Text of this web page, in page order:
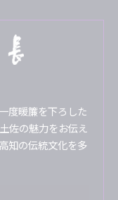
度暖簾を下ろした
佐の魅力をお伝え
知の伝統文化を多